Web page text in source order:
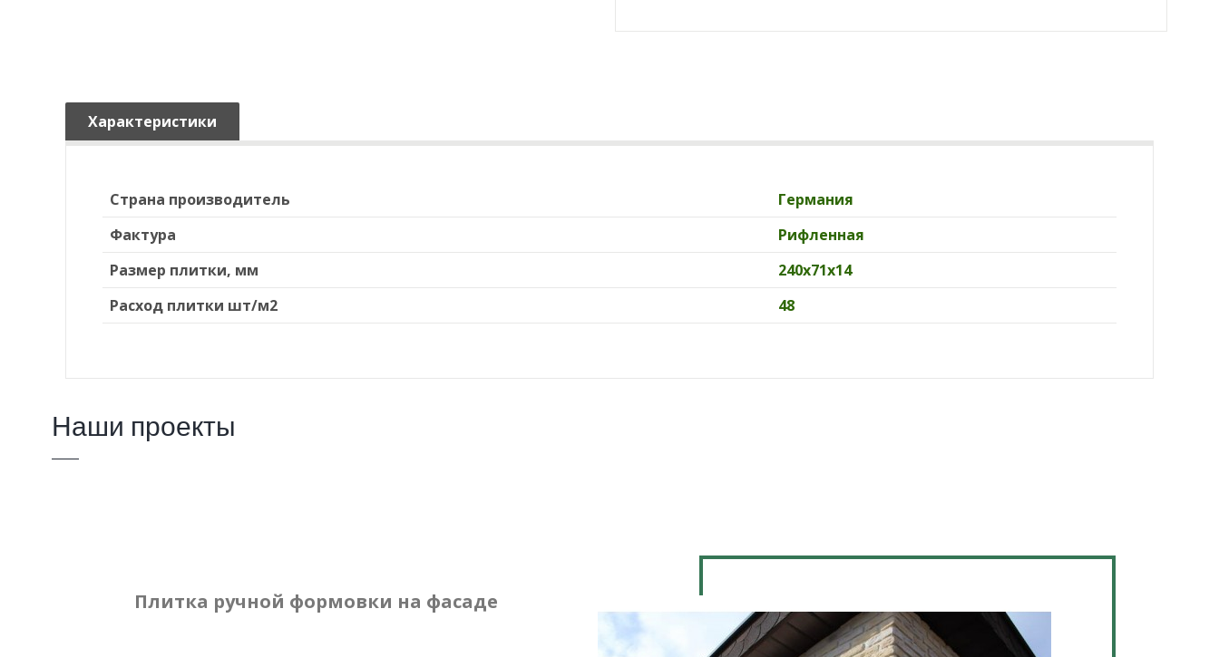
Характеристики
Страна производитель
Германия
Фактура
Рифленная
Размер плитки, мм
240х71х14
Расход плитки шт/м2
48
Наши проекты
Плитка ручной формовки на фасаде